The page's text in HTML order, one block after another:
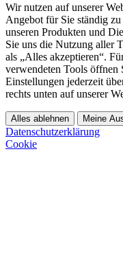
Wir nutzen auf unserer
Angebot für Sie ständig
unseren Produkten und
Sie uns die Nutzung aller
als „Alles akzeptieren“.
verwendeten Tools öffnen
Einstellungen jederzeit
rechts unten auf unserer
Alles ablehnen Meine
Datenschutzerklärung
Cookie